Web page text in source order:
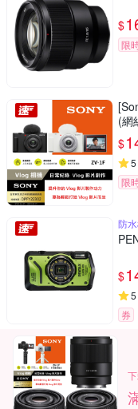
$
限
(網
$
5
限
防
$
5
券